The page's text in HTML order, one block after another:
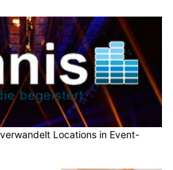
Locations in Event-